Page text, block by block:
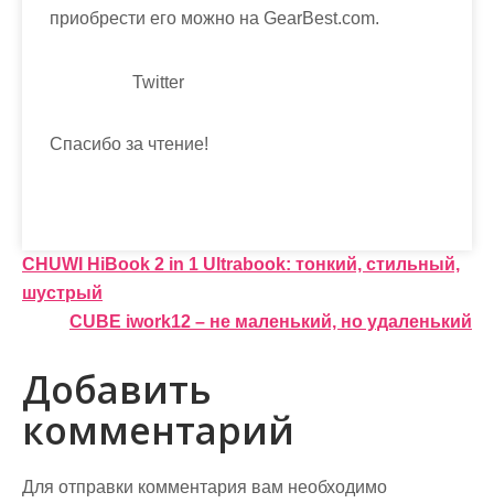
приобрести его можно на GearBest.com.
Twitter
Спасибо за чтение!
Н
а
и
г
а
CHUWI HiBook 2 in 1 Ultrabook: тонкий, стильный,
шустрый
CUBE iwork12 – не маленький, но удаленький
Добавить
комментарий
Для отправки комментария вам необходимо